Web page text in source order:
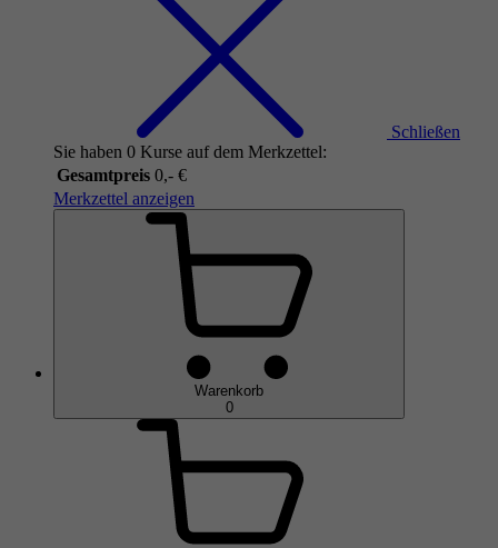
Schließen
Sie haben 0 Kurse auf dem Merkzettel:
Gesamtpreis 0,- €
Merkzettel anzeigen
Warenkorb
0